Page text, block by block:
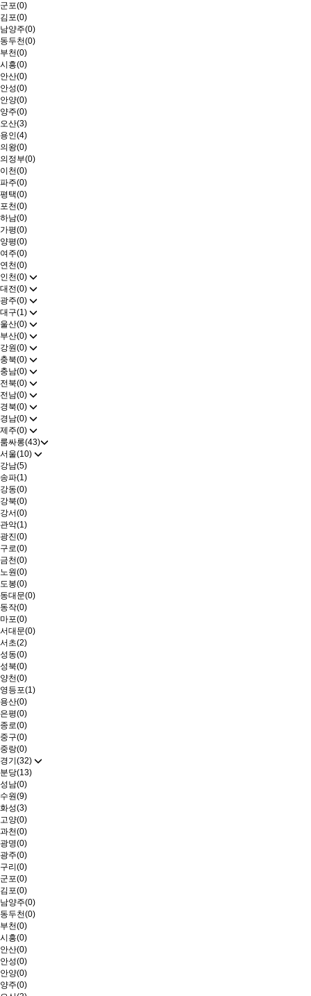
군포(0)
김포(0)
남양주(0)
동두천(0)
부천(0)
시흥(0)
안산(0)
안성(0)
안양(0)
양주(0)
오산(3)
용인(4)
의왕(0)
의정부(0)
이천(0)
파주(0)
평택(0)
포천(0)
하남(0)
가평(0)
양평(0)
여주(0)
연천(0)
인천(0)
대전(0)
광주(0)
대구(1)
울산(0)
부산(0)
강원(0)
충북(0)
충남(0)
전북(0)
전남(0)
경북(0)
경남(0)
제주(0)
룸싸롱(43)
서울(10)
강남(5)
송파(1)
강동(0)
강북(0)
강서(0)
관악(1)
광진(0)
구로(0)
금천(0)
노원(0)
도봉(0)
동대문(0)
동작(0)
마포(0)
서대문(0)
서초(2)
성동(0)
성북(0)
양천(0)
영등포(1)
용산(0)
은평(0)
종로(0)
중구(0)
중랑(0)
경기(32)
분당(13)
성남(0)
수원(9)
화성(3)
고양(0)
과천(0)
광명(0)
광주(0)
구리(0)
군포(0)
김포(0)
남양주(0)
동두천(0)
부천(0)
시흥(0)
안산(0)
안성(0)
안양(0)
양주(0)